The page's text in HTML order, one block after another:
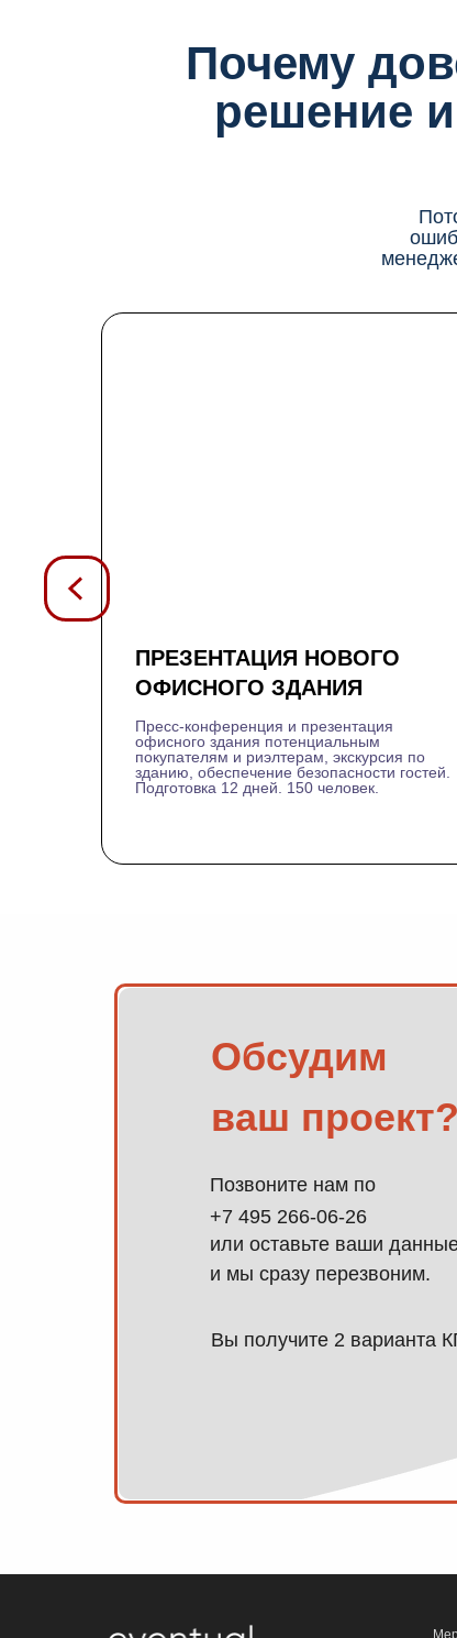
Почему
решение
ПРЕЗЕНТАЦИЯ НОВОГО
ОФИСНОГО ЗДАНИЯ
Пресс-конференция и презентация
офисного здания потенциальным
покупателям и риэлтерам, экскурсия по
зданию, обеспечение безопасности гостей.
Подготовка 12 дней. 150 человек.
Обсудим
ваш проект?
Позвоните нам по
или оставьте ваши
и мы сразу перезвоним.
+7 495 266-06-26
Вы получите 2 варианта